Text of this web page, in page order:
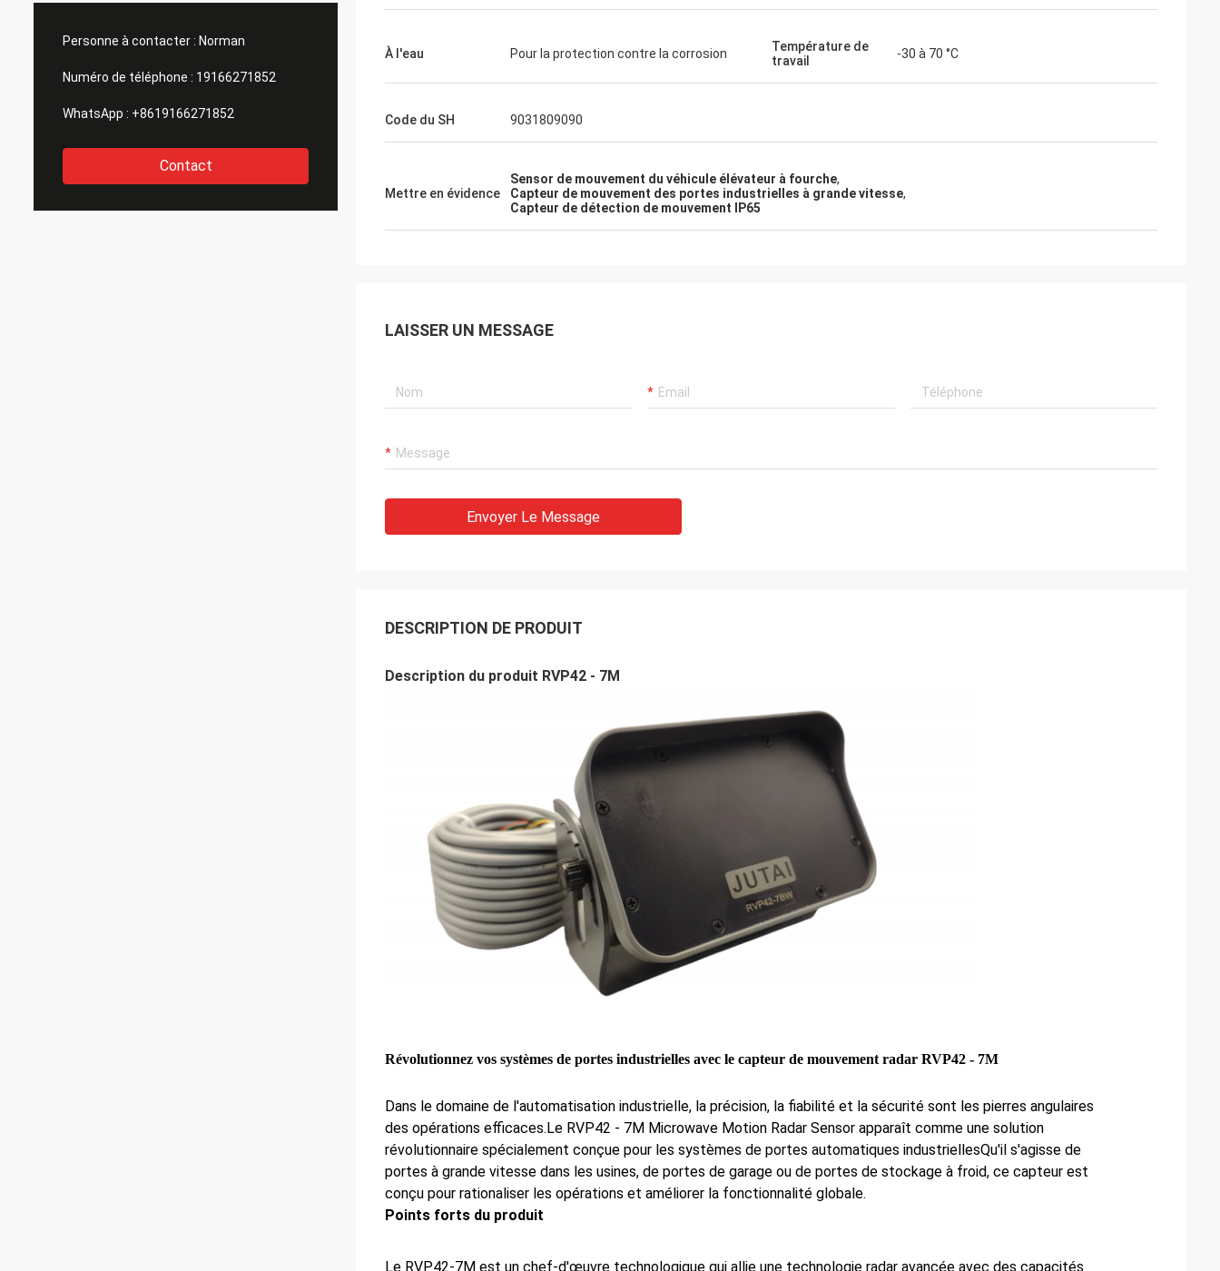
Personne à contacter : Norman
Numéro de téléphone : 19166271852
WhatsApp : +8619166271852
Contact
À l'eau Pour la protection contre la corrosion
Température de
travail
-30 à 70 °C
Code du SH 9031809090
Mettre en évidence
Sensor de mouvement du véhicule élévateur à fourche,
Capteur de mouvement des portes industrielles à grande vitesse,
Capteur de détection de mouvement IP65
LAISSER UN MESSAGE
Envoyer Le Message
DESCRIPTION DE PRODUIT
Description du produit RVP42 - 7M
Révolutionnez vos systèmes de portes industrielles avec le capteur de mouvement radar RVP42 - 7M
Dans le domaine de l'automatisation industrielle, la précision, la fiabilité et la sécurité sont les pierres angulaires
des opérations efficaces.Le RVP42 - 7M Microwave Motion Radar Sensor apparaît comme une solution
révolutionnaire spécialement conçue pour les systèmes de portes automatiques industriellesQu'il s'agisse de
portes à grande vitesse dans les usines, de portes de garage ou de portes de stockage à froid, ce capteur est
conçu pour rationaliser les opérations et améliorer la fonctionnalité globale.
Points forts du produit
Le RVP42-7M est un chef-d'œuvre technologique qui allie une technologie radar avancée avec des capacités